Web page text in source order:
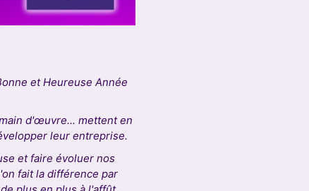
et Heureuse Année
d'œuvre... mettent en
leur entreprise.
et faire évoluer nos
fait la différence par